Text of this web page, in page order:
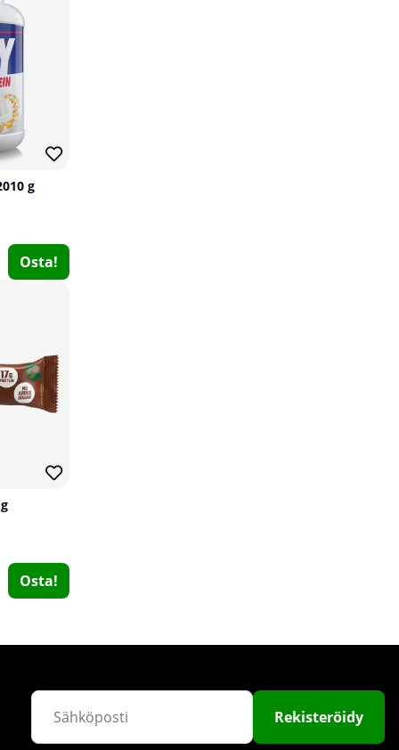
0
g
Osta!
Osta!
Rekisteröidy